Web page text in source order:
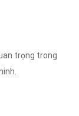
trọng trong